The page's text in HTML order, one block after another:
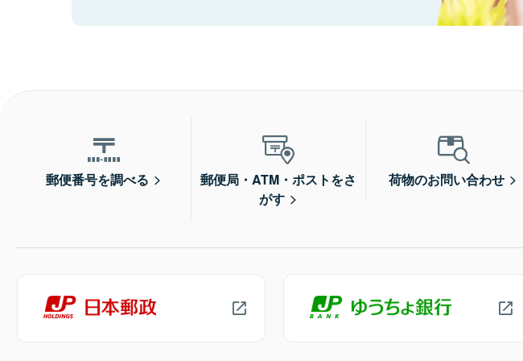
郵便番号を調べる
郵便局・ATM・ポストをさ
がす
荷物のお問い合わせ